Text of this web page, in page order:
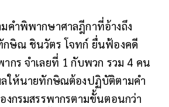
คำพิพากษาศาลฎีกาที่อ้างถึง
ษิณ ชินวัตร โจทก์ ยื่นฟ้องคดี
กร จำเลยที่ 1 กับพวก รวม 4 คน
ลให้นายทักษิณต้องปฏิบัติตามคำ
งกรมสรรพากรตามขั้นตอนกว่า